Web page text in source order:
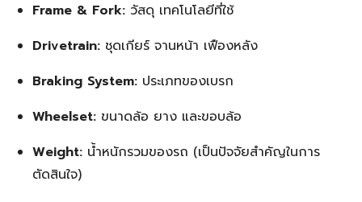
Frame & Fork: วัสดุ เทคโนโลยีที่ใช้
Drivetrain: ชุดเกียร์ จานหน้า เฟืองหลัง
Braking System: ประเภทของเบรก
Wheelset: ขนาดล้อ ยาง และขอบล้อ
Weight: น้ำหนักรวมของรถ (เป็นปัจจัยสำคัญในการ
ตัดสินใจ)